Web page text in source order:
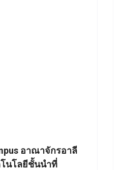
อาณาจักรอาลี
นโลยีชั้นนำที่